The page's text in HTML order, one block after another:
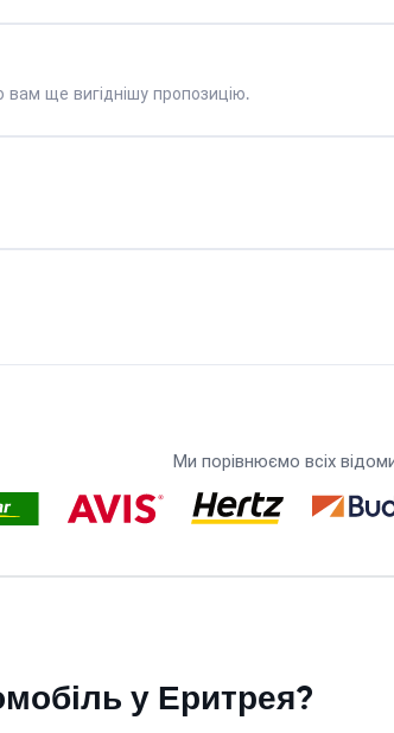
вам ще вигіднішу пропозицію.
Ми порівнюємо всіх
у Еритрея?